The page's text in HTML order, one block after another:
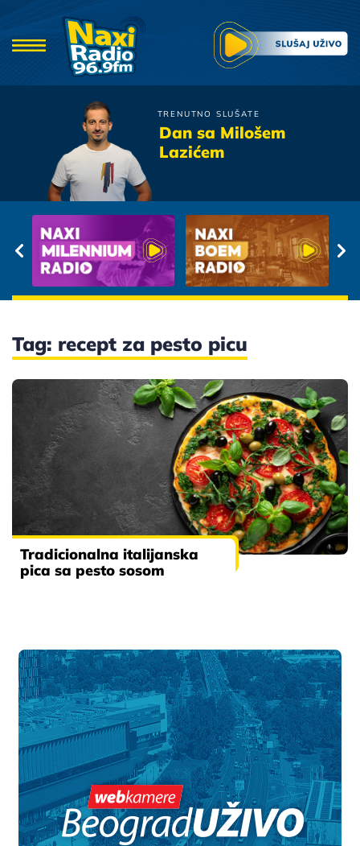
TRENUTNO SLUŠATE
Dan sa Milošem
Lazićem
Oliver Dragojevic
Sa dva zrna laznog srebra
Tag: recept za pesto picu
Tradicionalna italijanska
pica sa pesto sosom